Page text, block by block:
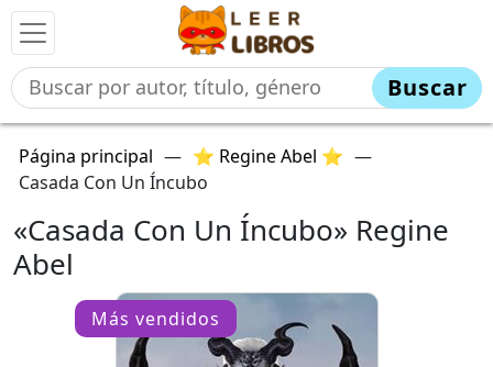
Buscar
Página principal — ⭐ Regine Abel ⭐ —
Casada Con Un Íncubo
«Casada Con Un Íncubo» Regine
Abel
Más vendidos